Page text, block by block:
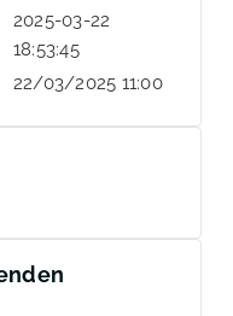
2025-03-22
18:53:45
22/03/2025 11:00